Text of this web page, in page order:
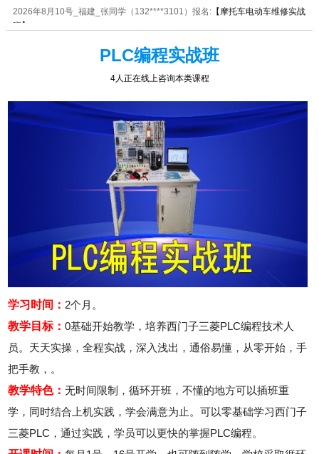
班】
2026年8月10号_贵州_刘同学（139****8473）报名:【液晶电视维修实战班】
2026年8月10号_广东_李同学（155****3561）报名:
PLC编程实战班
4人正在线上咨询本类课程
学习时间： 2个月。
教学目标：0基础开始教学，培养西门子三菱PLC编程技术人
员。天天实操，全程实战，深入浅出，通俗易懂，从零开始，手
把手教，。
教学特色：无时间限制，循环开班，不懂的地方可以插班重
学，同时结合上机实践，学会满意为止。可以零基础学习西门子
三菱PLC，通过实践，学员可以更快的掌握PLC编程。